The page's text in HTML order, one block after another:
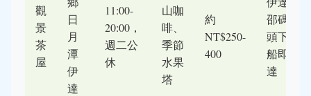
觀
景
茶
屋
日
月
潭
伊
達
11:00-
20:00，
週二公
休
山咖
啡、
季節
水果
塔
約
NT$250-
400
邵碼
頭下
船即
達